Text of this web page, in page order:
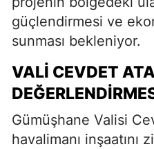
güçlendirmesi ve
sunması bekleniyor.
VALI CEVDET
Gümüşhane Valisi
havalimanı inşaatını